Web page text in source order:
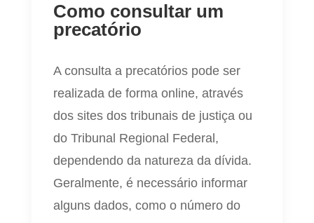
Como consultar um
precatório
A consulta a precatórios pode ser
realizada de forma online, através
dos sites dos tribunais de justiça ou
do Tribunal Regional Federal,
dependendo da natureza da dívida.
Geralmente, é necessário informar
alguns dados, como o número do